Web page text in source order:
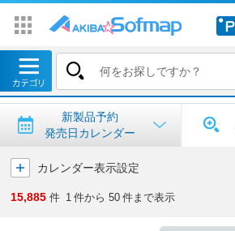
トップ ＞ 新製品予約・発売日カレンダー
新製品予約・発売日カレンダー
新製品予約
発売日カレンダー
カレンダー表示設定
15,885 件 1 件から 50 件まで表示